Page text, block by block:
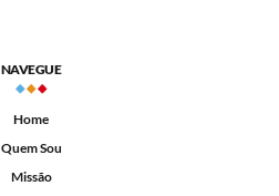
NAVEGUE
Home
Quem Sou
Missão